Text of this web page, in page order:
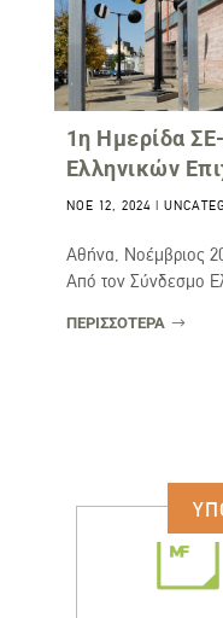
1η Ημερίδα
Ελληνικών
ΝΟΈ 12, 2024|
Αθήνα, Νοέμβριος
Από τον Σύνδεσμο
ΠΕΡΙΣΣΟΤΕΡΑ